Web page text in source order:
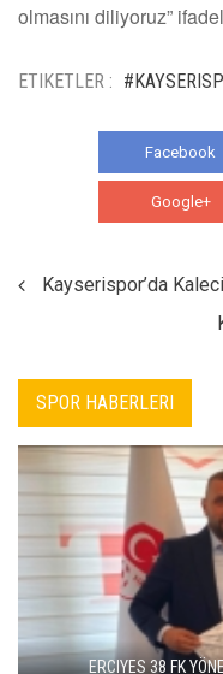
olmasını diliyoruz”
ETIKETLER :
Facebook
Google+
Kayserispor’da
SPOR HABERLERI
ERCIYES 38 FK